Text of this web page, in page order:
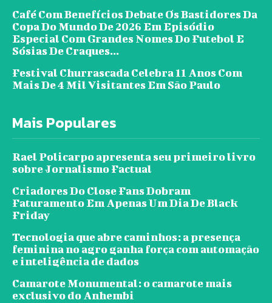
Café Com Benefícios Debate Os Bastidores Da
Copa Do Mundo De 2026 Em Episódio
Especial Com Grandes Nomes Do Futebol E
Sósias De Craques...
Festival Churrascada Celebra 11 Anos Com
Mais De 4 Mil Visitantes Em São Paulo
Mais Populares
Rael Policarpo apresenta seu primeiro livro
sobre Jornalismo Factual
Criadores Do Close Fans Dobram
Faturamento Em Apenas Um Dia De Black
Friday
Tecnologia que abre caminhos: a presença
feminina no agro ganha força com automação
e inteligência de dados
Camarote Monumental: o camarote mais
exclusivo do Anhembi